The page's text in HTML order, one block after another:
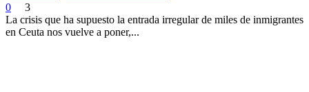
0
3
La crisis que ha supuesto la entrada irregular de miles de inmigrantes
en Ceuta nos vuelve a poner,...